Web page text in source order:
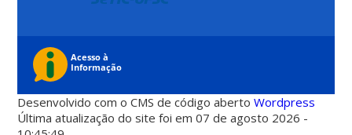
Desenvolvido com o CMS de código abertoWordpress
Última atualização do site foi em 07 de agosto 2026 -